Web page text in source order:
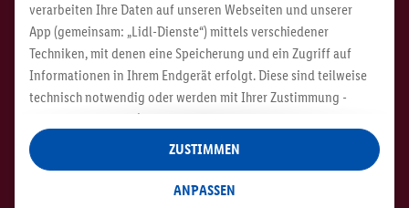
verarbeiten Ihre Daten auf unseren Webseiten und unserer
App (gemeinsam: „Lidl-Dienste“) mittels verschiedener
Techniken, mit denen eine Speicherung und ein Zugriff auf
Informationen in Ihrem Endgerät erfolgt. Diese sind teilweise
technisch notwendig oder werden mit Ihrer Zustimmung -
auch durch Partner (u.a.
Verantwortliche; im Zusammenhang mit dem IAB TCF
insgesamt
Statistik-Erstellung oder für personalisierte Werbung
ANPASSEN
ZUSTIMMEN